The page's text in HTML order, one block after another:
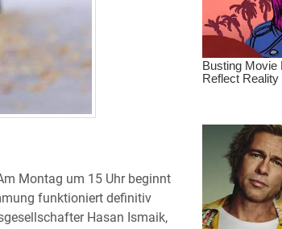
Montag um 15 Uhr beginnt
funktioniert definitiv
Hasan Ismaik,